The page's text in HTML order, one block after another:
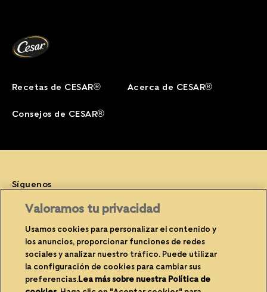
Recetas de CESAR® Acerca de CESAR®
Consejos de CESAR®
Síguenos
Privacidad(opens in new window) Cookies(opens in new window)
Avisos legales(opens in new window)Contacte con nosotros
Valoramos tu privacidad
Usamos cookies para personalizar el contenido y
los anuncios, proporcionar funciones de redes
sociales y analizar nuestro tráfico. Puede utilizar
la configuración de cookies para cambiar sus
preferencias.Lea más sobre nuestra Política de